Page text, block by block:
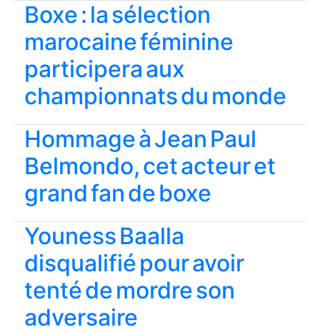
Boxe : la sélection
marocaine féminine
participera aux
championnats du monde
Hommage à Jean Paul
Belmondo, cet acteur et
grand fan de boxe
Youness Baalla
disqualifié pour avoir
tenté de mordre son
adversaire